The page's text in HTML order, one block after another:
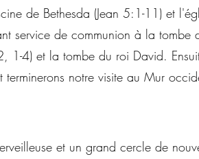
de Bethesda (Jean 5:1-11) et
service de communion à la tombe
4) et la tombe du roi David.
notre visite au Mur
et un grand cercle de